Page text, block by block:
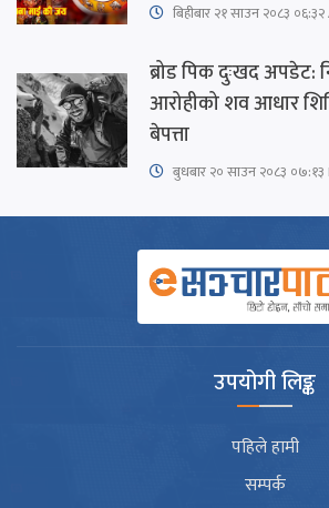
बिहीबार २१ साउन २०८३
ब्रोड पिक दुःखद अपडेट:
आरोहीको शव आधार
बेपत्ता
बुधबार २० साउन २०८३ ०७:१३
उपयोगी लिङ्क
पहिले हामी
सम्पर्क